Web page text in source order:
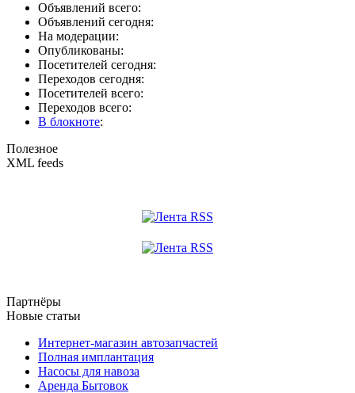
Объявлений всего:
Объявлений сегодня:
На модерации:
Опубликованы:
Посетителей сегодня:
Переходов сегодня:
Посетителей всего:
Переходов всего:
В блокноте:
Полезное
XML feeds
Партнёры
Новые статьи
Интернет-магазин автозапчастей
Полная имплантация
Насосы для навоза
Аренда Бытовок